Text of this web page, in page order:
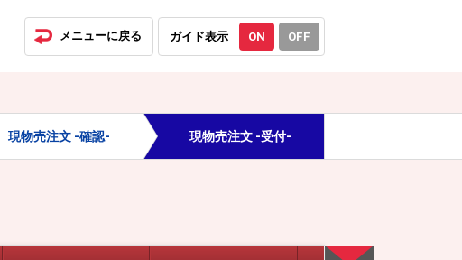
メニューに戻る ガイド表示 ON OFF
現物売注文 -確認- 現物売注文 -受付-